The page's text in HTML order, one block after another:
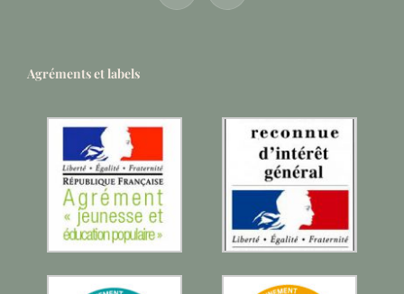
Agréments et labels